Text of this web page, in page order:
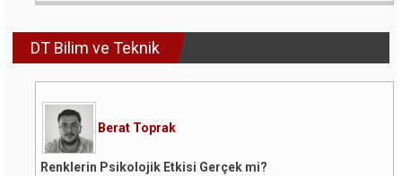
DT Bilim ve Teknik
Berat Toprak
Renklerin Psikolojik Etkisi Gerçek mi?